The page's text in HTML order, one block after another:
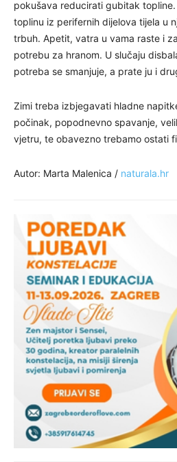
pokušava reducirati gubitak
toplinu iz perifernih dijelova tijela u
trbuh. Apetit, vatra u vama raste i
potrebu za hranom. U slučaju
potreba se smanjuje, a prate ju i
Zimi treba izbjegavati hladne
počinak, popodnevno spavanje,
vjetru, te obavezno trebamo ostati
Autor: Marta Malenica / naturala.hr